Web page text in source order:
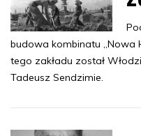
budowa kombinatu „Nowa
tego zakładu został
Tadeusz Sendzimie.